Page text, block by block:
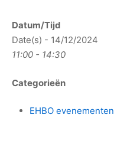
Datum/Tijd
Date(s) - 14/12/2024
11:00 - 14:30
Categorieën
EHBO evenementen